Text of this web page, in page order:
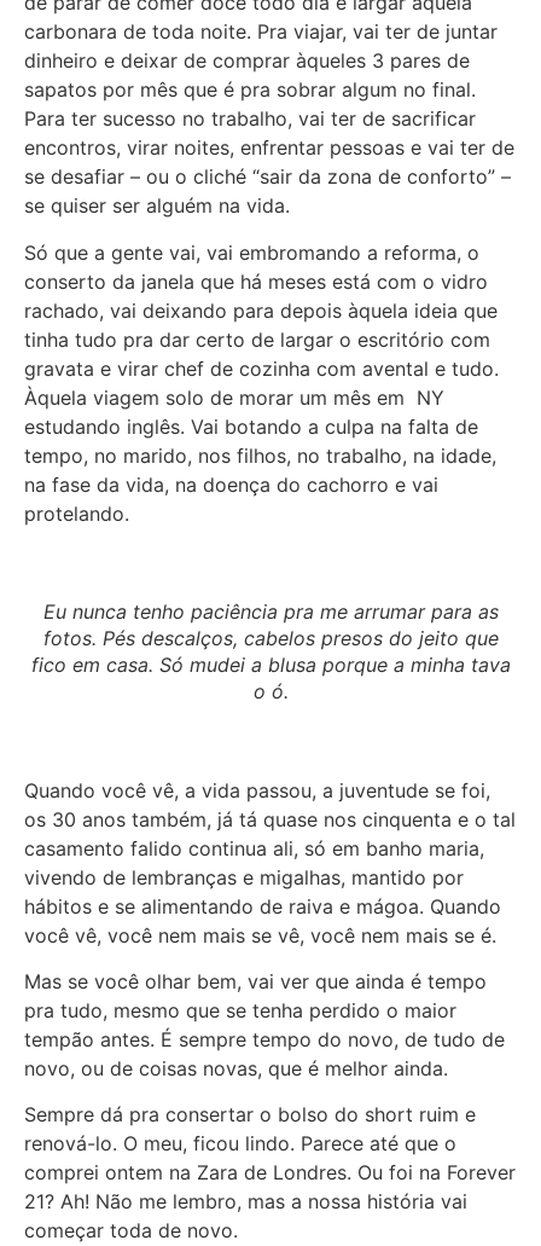
carbonara de toda noite. Pra viajar, vai ter de juntar
dinheiro e deixar de comprar àqueles 3 pares de
sapatos por mês que é pra sobrar algum no final.
Para ter sucesso no trabalho, vai ter de sacrificar
encontros, virar noites, enfrentar pessoas e vai ter de
se desafiar – ou o cliché “sair da zona de conforto” –
se quiser ser alguém na vida.
Só que a gente vai, vai embromando a reforma, o
conserto da janela que há meses está com o vidro
rachado, vai deixando para depois àquela ideia que
tinha tudo pra dar certo de largar o escritório com
gravata e virar chef de cozinha com avental e tudo.
Àquela viagem solo de morar um mês em NY
estudando inglês. Vai botando a culpa na falta de
tempo, no marido, nos filhos, no trabalho, na idade,
na fase da vida, na doença do cachorro e vai
protelando.
Eu nunca tenho paciência pra me arrumar para as
fotos. Pés descalços, cabelos presos do jeito que
fico em casa. Só mudei a blusa porque a minha tava
o ó.
Quando você vê, a vida passou, a juventude se foi,
os 30 anos também, já tá quase nos cinquenta e o tal
casamento falido continua ali, só em banho maria,
vivendo de lembranças e migalhas, mantido por
hábitos e se alimentando de raiva e mágoa. Quando
você vê, você nem mais se vê, você nem mais se é.
Mas se você olhar bem, vai ver que ainda é tempo
pra tudo, mesmo que se tenha perdido o maior
tempão antes. É sempre tempo do novo, de tudo de
novo, ou de coisas novas, que é melhor ainda.
Sempre dá pra consertar o bolso do short ruim e
renová-lo. O meu, ficou lindo. Parece até que o
comprei ontem na Zara de Londres. Ou foi na Forever
21? Ah! Não me lembro, mas a nossa história vai
começar toda de novo.